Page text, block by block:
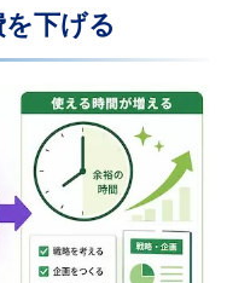
下げる